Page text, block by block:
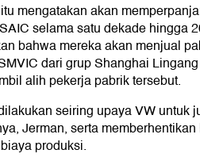
mengatakan akan
selama satu dekade hingga
bahwa mereka akan menjual
dari grup Shanghai
alih pekerja pabrik tersebut.
seiring upaya VW untuk
Jerman, serta
produksi.